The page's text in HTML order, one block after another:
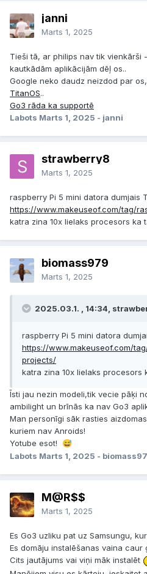
janni
Marts 1, 2025
Tieši tā, ar philips nav tik vienkārši
kautkādām aplikācijām dēļ os..
Google neko daudz neizdod par
TitanOS..
Go3 rāda ka supportē
Labots Marts 1, 2025 - janni
strawberry8
Marts 1, 2025
raspberry Pi 5 mini datora dumjais
https://www.makeuseof.com/tag/
katra zina 10x lielaks procesors ka
biomass979
Marts 1, 2025
2025.03.1. , 14:34,
raspberry Pi 5 mini datora
https://www.makeuseof.com/
projects/
katra zina 10x lielaks procesors
Īsti jau nezin modeli,tik vecie pāķi
ambilight un brīnās ka nav Go3
Man personīgi sāk rasties
kuriem nav Anroids!
Yotube esot! 😅
Labots Marts 1, 2025 -
M@R$$
Marts 1, 2025
Es Go3 uzliku pat uz Samsungu,
Es domāju instalēšanas vaina caur
Cits jautājums vai viņi māk instalēt